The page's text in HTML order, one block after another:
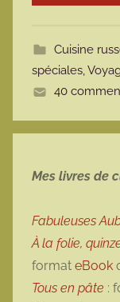
Cuisine
spéciales,
40
Mes livres de
Fabuleuses
À la folie,
format eBook
Tous en pâte :